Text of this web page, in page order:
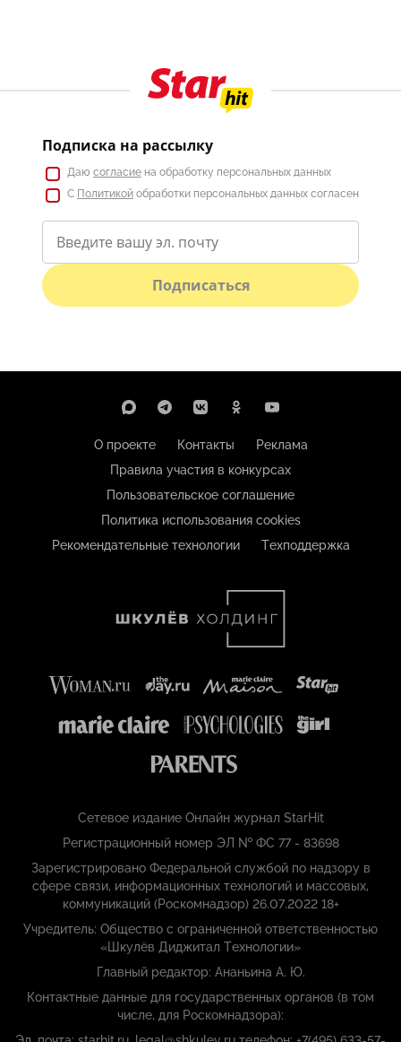
Подписка на рассылку
Даю согласие на обработку персональных данных
С Политикой обработки персональных данных согласен
Подписаться
О проекте Контакты
Реклама
Правила участия в конкурсах
Пользовательское соглашение
Политика использования cookies
Рекомендательные технологии
Техподдержка
Сетевое издание Онлайн журнал StarHit
Регистрационный номер ЭЛ № ФС 77 - 83698
Зарегистрировано Федеральной службой по надзору в
сфере связи, информационных технологий и массовых,
коммуникаций (Роскомнадзор) 26.07.2022 18+
Учредитель: Общество с ограниченной ответственностью
«Шкулёв Диджитал Технологии»
Главный редактор: Ананьина А. Ю.
Контактные данные для государственных органов (в том
числе, для Роскомнадзора):